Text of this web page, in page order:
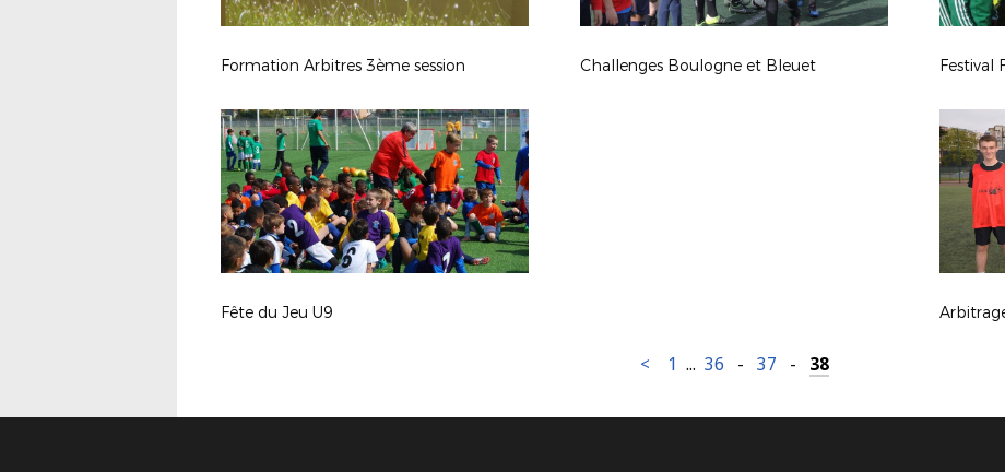
Formation Arbitres 3ème session Challenges Boulogne et Bleuet Festival
Fête du Jeu U9
< 1 ... 36 - 37 - 38